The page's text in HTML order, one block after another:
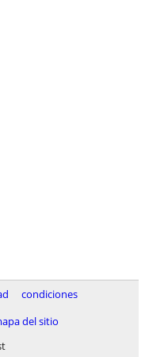
condiciones
del sitio